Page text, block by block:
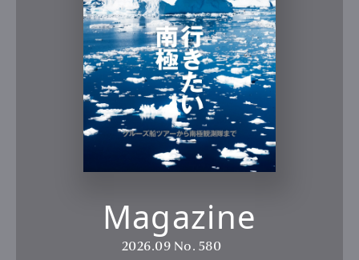
Magazine
2026.09 No. 580